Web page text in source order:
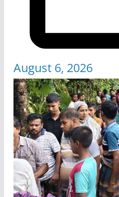
August 6, 2026